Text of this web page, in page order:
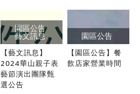
園區公告
藝文訊息
【藝文訊息】
2024華山親子表
藝節演出團隊甄
選公告
園區公告
【園區公告】餐
飲店家營業時間